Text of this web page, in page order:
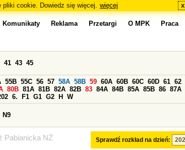
pliki cookie. Dowiedz się więcej. więcej x
Pabianicka NŻ
Komunikaty Reklama Przetargi O MPK Praca
Sprawdź rozkład na dzień:
41 43 45
55B 55C 56 57 58A 58B 59 60A 60B 60C 60D 61 62
80B 81A 81B 82A 82B 83 84A 84B 85A 85B 86 87A
6. F1 G1 G2 H W
N9